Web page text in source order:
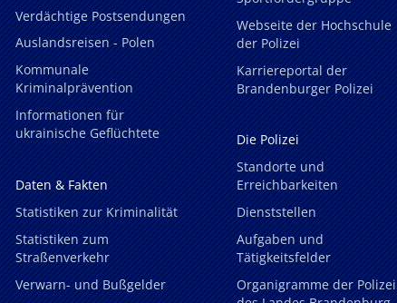
Verdächtige Postsendungen
Auslandsreisen - Polen
Kommunale
Kriminalprävention
Informationen für
ukrainische Geflüchtete
Daten & Fakten
Statistiken zur Kriminalität
Statistiken zum
Straßenverkehr
Verwarn- und Bußgelder
Webseite der Hochschule
der Polizei
Karriereportal der
Brandenburger Polizei
Die Polizei
Standorte und
Erreichbarkeiten
Dienststellen
Aufgaben und
Tätigkeitsfelder
Organigramme der Polizei